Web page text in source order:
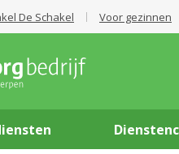
De Schakel Voor gezinnen